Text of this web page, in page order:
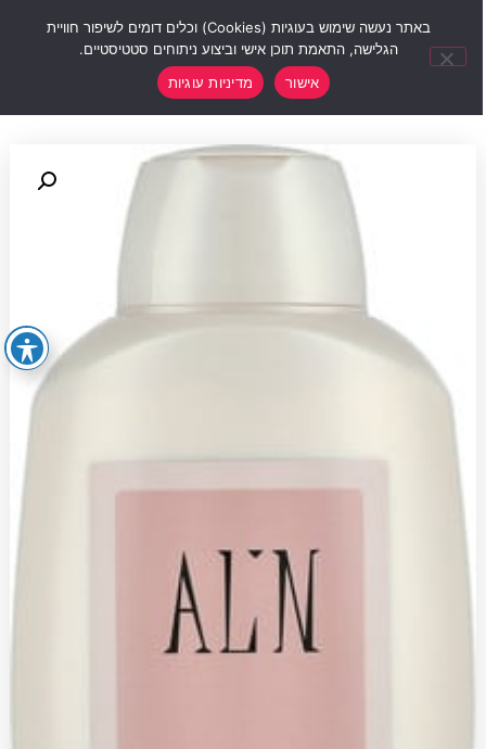
באתר נעשה שימוש בעוגיות (Cookies) וכלים דומים לשיפור חוויית
הגלישה, התאמת תוכן אישי וביצוע ניתוחים סטטיסטיים.
אישור
מדיניות עוגיות